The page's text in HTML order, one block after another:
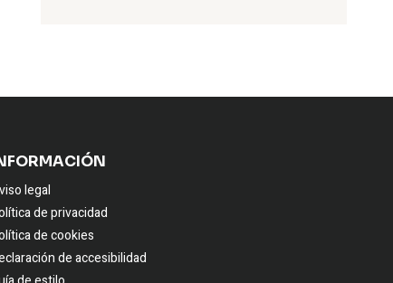
legal
de privacidad
de cookies
de accesibilidad